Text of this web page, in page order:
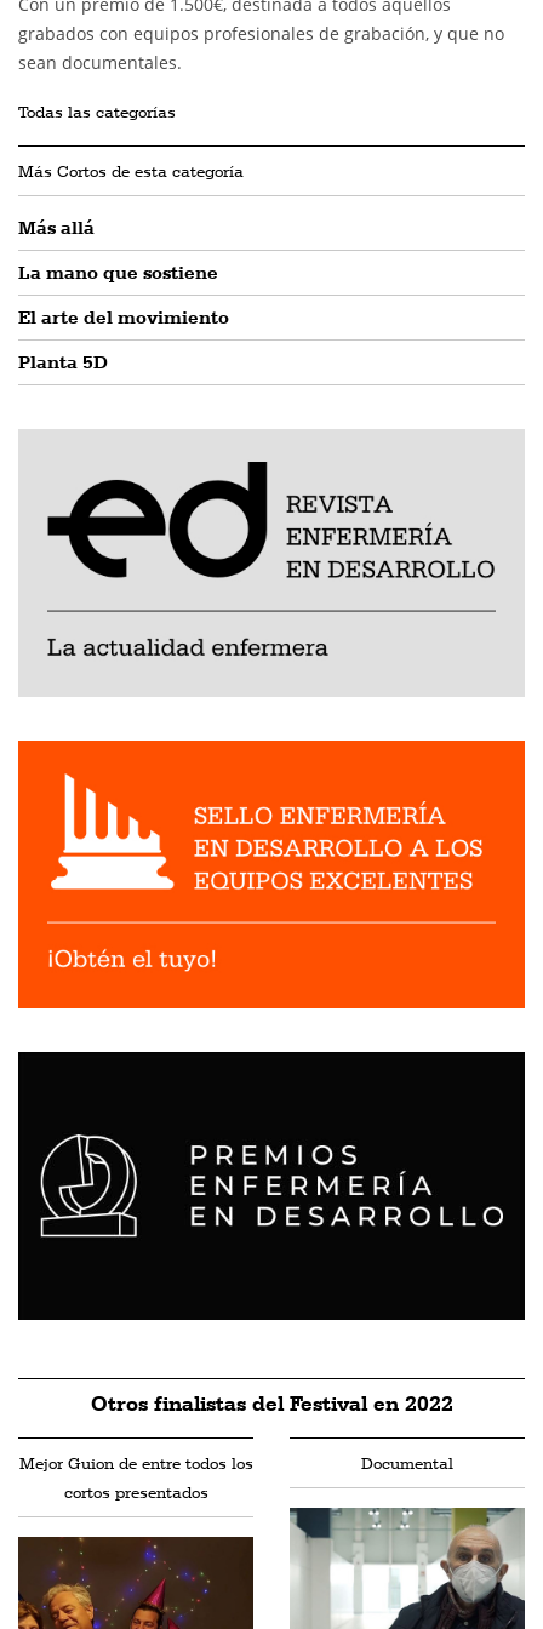
grabados con equipos profesionales de grabación, y que no
sean documentales.
Todas las categorías
Más Cortos de esta categoría
Más allá
La mano que sostiene
El arte del movimiento
Planta 5D
Otros finalistas del Festival en 2022
Mejor Guion de entre todos los
cortos presentados
Documental